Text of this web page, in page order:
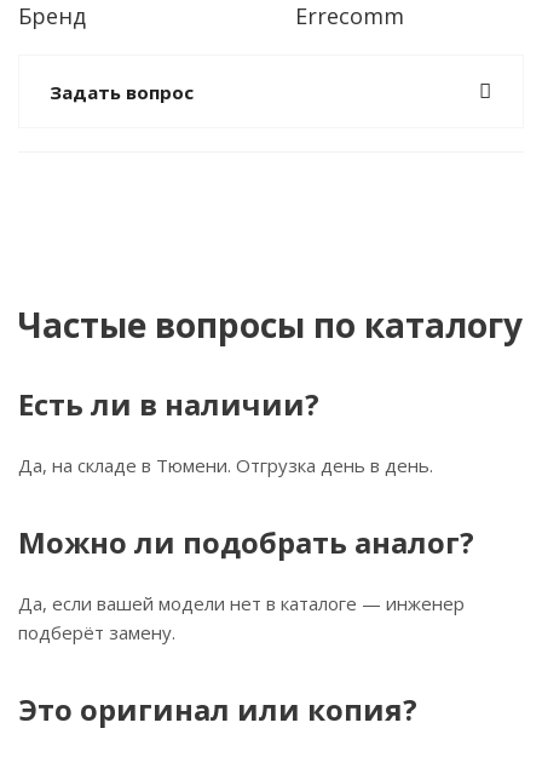
Бренд Errecomm
Задать вопрос
Частые вопросы по каталогу
Есть ли в наличии?
Да, на складе в Тюмени. Отгрузка день в день.
Можно ли подобрать аналог?
Да, если вашей модели нет в каталоге — инженер
подберёт замену.
Это оригинал или копия?